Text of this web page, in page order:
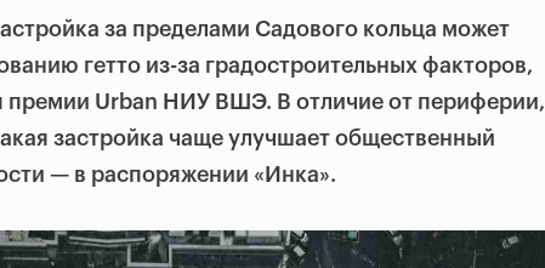
за пределами Садового кольца может
гетто из-за градостроительных факторов,
премии Urban НИУ ВШЭ. В отличие от периферии,
застройка чаще улучшает общественный
— в распоряжении «Инка».